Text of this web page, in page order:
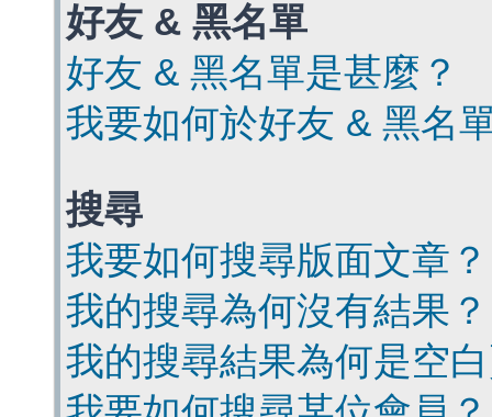
好友 & 黑名單
好友 & 黑名單是甚麼？
我要如何於好友 & 黑名
搜尋
我要如何搜尋版面文章？
我的搜尋為何沒有結果？
我的搜尋結果為何是空